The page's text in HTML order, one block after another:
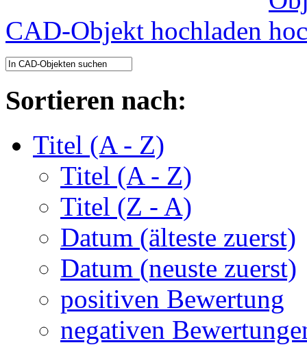
CAD-Objekt hochladen
Sortieren nach:
Titel (A - Z)
Titel (A - Z)
Titel (Z - A)
Datum (älteste zuerst)
Datum (neuste zuerst)
positiven Bewertung
negativen